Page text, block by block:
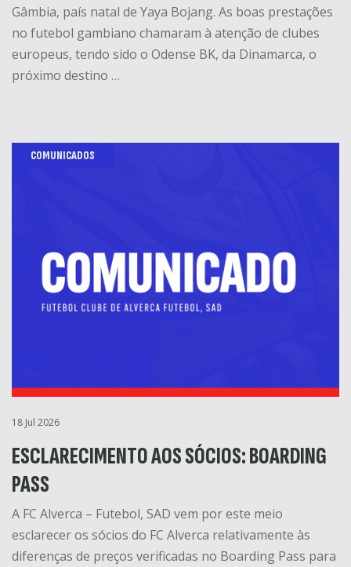
Gâmbia, país natal de Yaya Bojang. As boas prestações
no futebol gambiano chamaram à atenção de clubes
europeus, tendo sido o Odense BK, da Dinamarca, o
próximo destino …
COMUNICADOS
18 Jul 2026
ESCLARECIMENTO AOS SÓCIOS: BOARDING
PASS
A FC Alverca – Futebol, SAD vem por este meio
esclarecer os sócios do FC Alverca relativamente às
diferenças de preços verificadas no Boarding Pass para